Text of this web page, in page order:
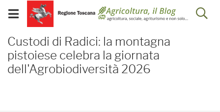
Skip to Main Content
Visualizza/chiudi
menu
mobile
Custodi di Radici: la
Custodi di Radici: la montagna
pistoiese celebra la giornata
dell'Agrobiodiversità 2026